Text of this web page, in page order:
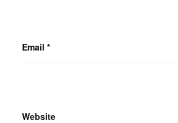
Email *
Website